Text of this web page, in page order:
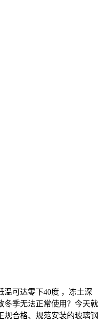
可达零下40度 ，冻土深
冬季无法正常使用？今天就
规合格、规范安装的玻璃钢